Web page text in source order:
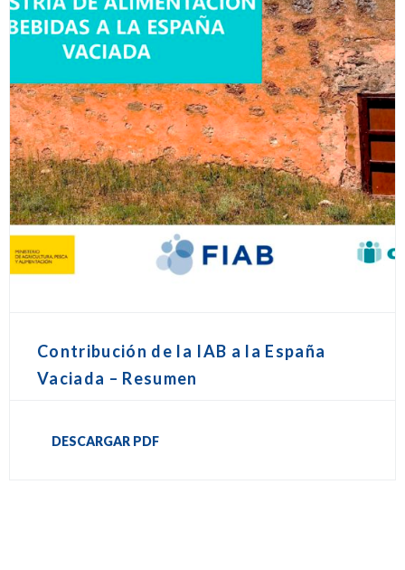
Contribución de la IAB a la España
Vaciada – Resumen
DESCARGAR PDF